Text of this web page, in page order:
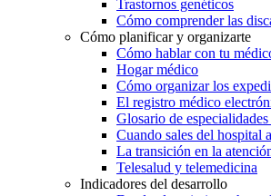
Trastornos genéticos
Cómo comprender las
Cómo planificar y organizarte
Cómo hablar con tu
Hogar médico
Cómo organizar los
El registro médico
Glosario de
Cuando sales del hospital
La transición en la
Telesalud y telemedicina
Indicadores del desarrollo